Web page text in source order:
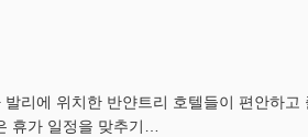
리에 위치한 반얀트리 호텔들이 편안하
휴가 일정을 맞추기…